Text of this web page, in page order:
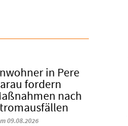
in Pere
fordern
nach
09.08.2026